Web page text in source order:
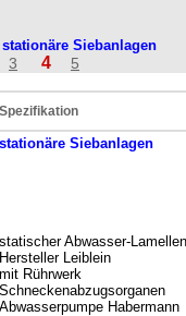
Siebanlagen
3 4 5
Spezifikation
stationäre Siebanlagen
statischer Abwasser-
Hersteller Leiblein
mit Rührwerk
Schneckenabzugsorganen
Abwasserpumpe Habermann